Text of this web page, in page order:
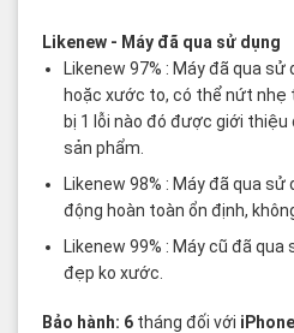
Likenew- Máy đã qua sử dụng
Likenew 97% : Máy đã qua
hoặc xước to, có thể nứt nhẹ
bị 1 lỗi nào đó được giới
sản phẩm.
Likenew 98% : Máy đã qua
động hoàn toàn ổn định,
Likenew 99% : Máy cũ đã
đẹp ko xước.
Bảo hành: 6 tháng đối với